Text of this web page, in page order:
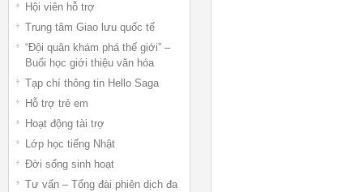
Hội viên hỗ trợ
Trung tâm Giao lưu quốc tế
“Đội quân khám phá thế giới” –
Buổi học giới thiệu văn hóa
Tạp chí thông tin Hello Saga
Hỗ trợ trẻ em
Hoạt động tài trợ
Lớp học tiếng Nhật
Đời sống sinh hoạt
Tư vấn – Tổng đài phiên dịch đa